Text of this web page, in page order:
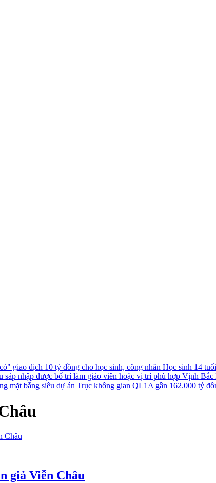
giao dịch 10 tỷ đồng cho học sinh, công nhân Học sinh 14
sáp nhập được bố trí làm giáo viên hoặc vị trí phù hợp Vịnh Bắc
mặt bằng siêu dự án Trục không gian QL1A gần 162.000 tỷ
giả Viễn Châu